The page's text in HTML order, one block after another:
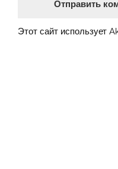
Этот сайт использует